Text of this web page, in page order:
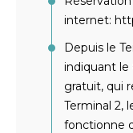
internet:
Depuis le
indiquant le
gratuit, qui
Terminal 2,
fonctionne